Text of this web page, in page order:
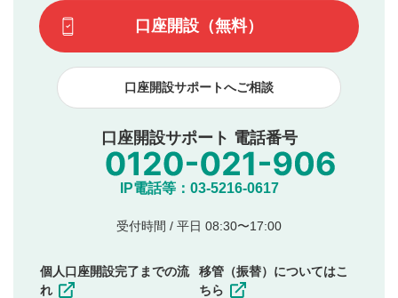
です）
てはお答えできません。各動画コンテンツへの掲載をもっ
て結果のご連絡といたします。ご了承ください。
下記の項目に該当すると判断された投稿内容は、掲載を
見合わせる場合がございます。
本動画コンテンツとは無関係の内容の投稿
他者への誹謗中傷や差別的表現投稿
公序良俗に反する内容の投稿
氏名、住所、電話番号など個人を特定できる情報の
他のサイトへの誘導や営利目的、広告・宣伝を目
他者の権利（商標、著作権、その他の知的財産
その他当社が不適切と判断した投稿
口座開設（無料）
口座開設サポートへご相談
口座開設サポート 電話番号
IP電話等：03-5216-0617
受付時間 / 平日 08:30〜17:00
個人口座開設完了までの流
れ
移管（振替）についてはこ
ちら